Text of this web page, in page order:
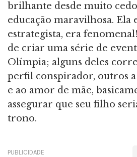
brilhante desde muito
educação maravilhosa. Ela
estrategista, era
de criar uma série de
Olímpia; alguns deles
perfil conspirador, outros a
e ao amor de mãe,
assegurar que seu filho
trono.
PUBLICIDADE